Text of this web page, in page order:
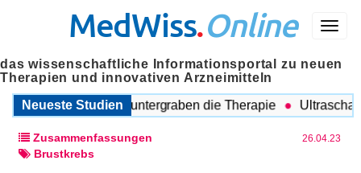
Menü
MedWiss.Online
das wissenschaftliche Informationsportal zu neuen
Therapien und innovativen Arzneimitteln
Neueste Studien
Probleme untergraben die Therapie Ultraschall
Zusammenfassungen 26.04.23
Brustkrebs